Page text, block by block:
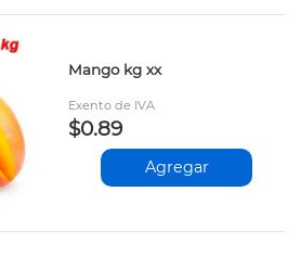
Mango kg xx
Exento de IVA
$0.89
Agregar